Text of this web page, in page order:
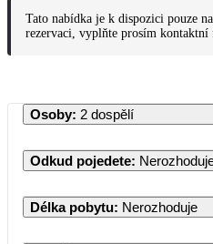
Tato nabídka je k dispozici pouze
rezervaci, vyplňte prosím kontaktní
Osoby: 2 dospělí
Odkud pojedete:
Délka pobytu: Nerozhoduje